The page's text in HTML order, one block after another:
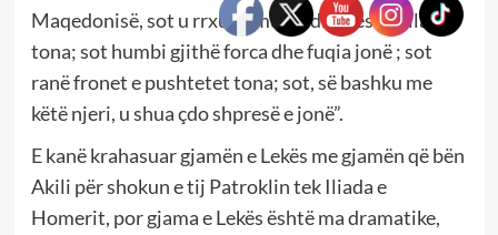
Maqedonisë, sot u rrxuen muret dhe kështjellat
tona; sot humbi gjithë forca dhe fuqia jonë ; sot
ranë fronet e pushtetet tona; sot, së bashku me
këtë njeri, u shua çdo shpresë e jonë”.
E kanë krahasuar gjamën e Lekës me gjamën që bën
Akili për shokun e tij Patroklin tek Iliada e
Homerit, por gjama e Lekës është ma dramatike,